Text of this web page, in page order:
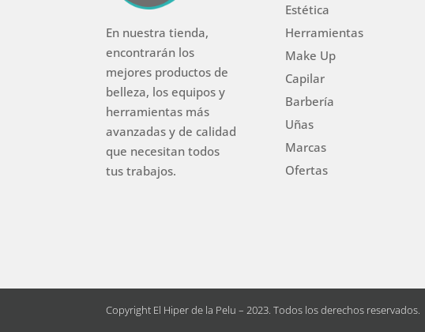
En nuestra tienda,
encontrarán los
mejores productos de
belleza, los equipos y
herramientas más
avanzadas y de calidad
que necesitan todos
tus trabajos.
Estética
Herramientas
Make Up
Capilar
Barbería
Uñas
Marcas
Ofertas
Copyright El Hiper de la Pelu – 2023. Todos los derechos reservados.